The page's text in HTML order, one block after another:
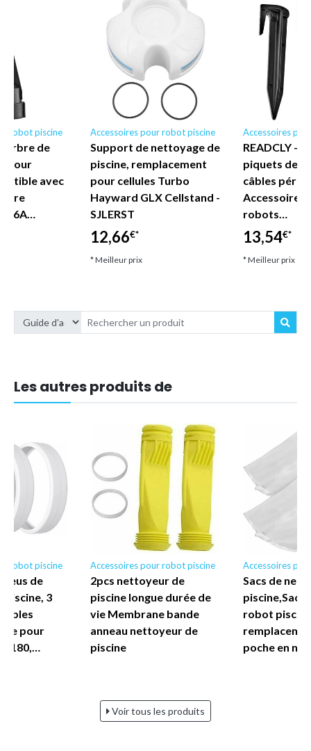
robot piscine
de
pour
avec
Accessoires pour robot piscine
Support de nettoyage de
piscine, remplacement
pour cellules Turbo
Hayward GLX Cellstand -
SJLERST
12,66€*
* Meilleur prix
Accessoires
READCLY -
piquets de
câbles
Accessoires
robots…
13,54€*
* Meilleur prix
Les autres produits de
robot piscine
de
Piscine, 3
pour
180,…
Accessoires pour robot piscine
2pcs nettoyeur de
piscine longue durée de
vie Membrane bande
anneau nettoyeur de
piscine
Accessoires
Sacs de
piscine,Sac
robot
poche en
Voir tous les produits